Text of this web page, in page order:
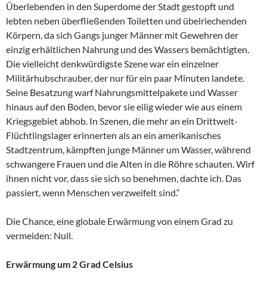
Überlebenden in den Superdome der Stadt gestopft und
lebten neben überfließenden Toiletten und übelriechenden
Körpern, da sich Gangs junger Männer mit Gewehren der
einzig erhältlichen Nahrung und des Wassers bemächtigten.
Die vielleicht denkwürdigste Szene war ein einzelner
Militärhubschrauber, der nur für ein paar Minuten landete.
Seine Besatzung warf Nahrungsmittelpakete und Wasser
hinaus auf den Boden, bevor sie eilig wieder wie aus einem
Kriegsgebiet abhob. In Szenen, die mehr an ein Drittwelt-
Flüchtlingslager erinnerten als an ein amerikanisches
Stadtzentrum, kämpften junge Männer um Wasser, während
schwangere Frauen und die Alten in die Röhre schauten. Wirf
ihnen nicht vor, dass sie sich so benehmen, dachte ich. Das
passiert, wenn Menschen verzweifelt sind.“
Die Chance, eine globale Erwärmung von einem Grad zu
vermeiden: Null.
Erwärmung um 2 Grad Celsius